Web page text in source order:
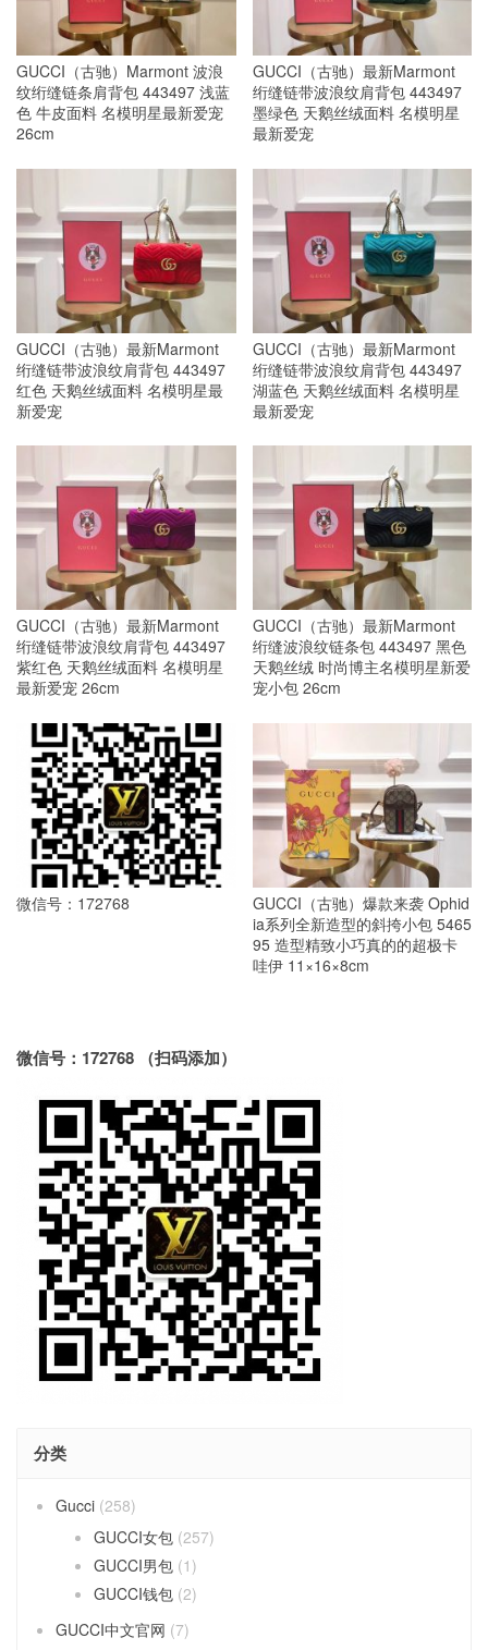
GUCCI（古驰）Marmont 波浪
纹绗缝链条肩背包 443497 浅蓝
色 牛皮面料 名模明星最新爱宠
26cm
GUCCI（古驰）最新Marmont
绗缝链带波浪纹肩背包 443497
墨绿色 天鹅丝绒面料 名模明星
最新爱宠
GUCCI（古驰）最新Marmont
绗缝链带波浪纹肩背包 443497
红色 天鹅丝绒面料 名模明星最
新爱宠
GUCCI（古驰）最新Marmont
绗缝链带波浪纹肩背包 443497
湖蓝色 天鹅丝绒面料 名模明星
最新爱宠
GUCCI（古驰）最新Marmont
绗缝链带波浪纹肩背包 443497
紫红色 天鹅丝绒面料 名模明星
最新爱宠 26cm
GUCCI（古驰）最新Marmont
绗缝波浪纹链条包 443497 黑色
天鹅丝绒 时尚博主名模明星新爱
宠小包 26cm
微信号：172768
GUCCI（古驰）爆款来袭 Ophid
ia系列全新造型的斜挎小包 5465
95 造型精致小巧真的的超极卡
哇伊 11×16×8cm
微信号：172768 （扫码添加）
分类
Gucci (258)
GUCCI女包 (257)
GUCCI男包 (1)
GUCCI钱包 (2)
GUCCI中文官网 (7)